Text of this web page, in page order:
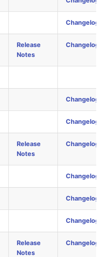
Faser/Ader
FC-Port
Formfaktor
Freigabe
Gastsysteme
Gerät
Grafikkarte
Gruppenmitgliedschaft
Netzbereich
Organisation
Personengruppen
Printbox
Changelog
Release
Notes
Changelog
Changelog
Changelog
Release
Notes
Changelog
Changelog
Changelog
Changelog
Release
Notes
Changelog